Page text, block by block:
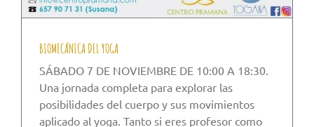
BIOMECÁNICA DEL YOGA
SÁBADO 7 DE NOVIEMBRE DE 10:00 A 18:30.
Una jornada completa para explorar las
posibilidades del cuerpo y sus movimientos
aplicado al yoga. Tanto si eres profesor como